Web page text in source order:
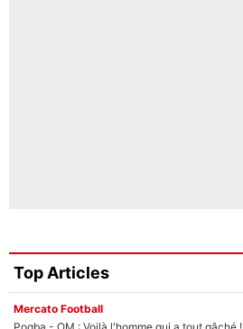
Top Articles
Mercato Football